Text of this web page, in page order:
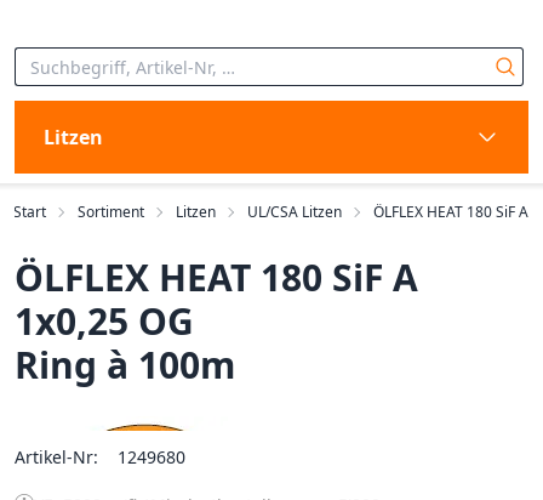
Litzen
Start Sortiment Litzen UL/CSA Litzen ÖLFLEX HEAT 180 SiF A
ÖLFLEX HEAT 180 SiF A
1x0,25 OG
Ring à 100m
Artikel-Nr: 1249680